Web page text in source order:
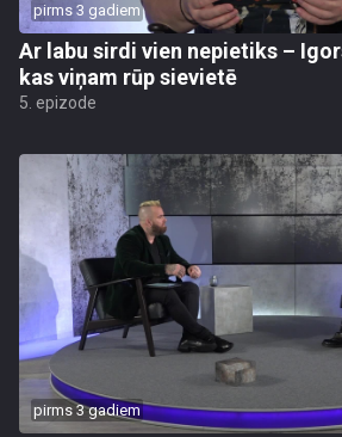
pirms 3 gadiem
Ar labu sirdi vien nepietiks –
kas viņam rūp sievietē
5. epizode
pirms 3 gadiem